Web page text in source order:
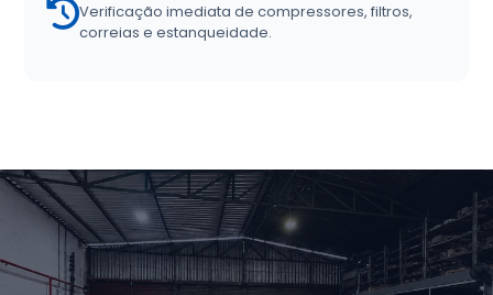
Verificação imediata de compressores, filtros,
correias e estanqueidade.